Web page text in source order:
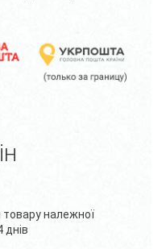
належної
днів